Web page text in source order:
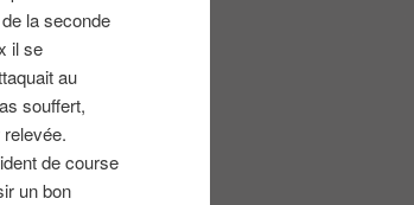
la seconde
il se
au
souffert,
de course
un bon